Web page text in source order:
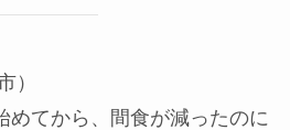
）
めてから、間食が減ったのに